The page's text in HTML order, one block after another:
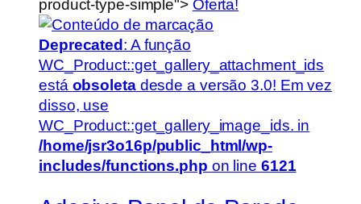
product-type-simple"> Oferta!
Deprecated: A função
WC_Product::get_gallery_attachment_ids
está obsoletadesde a versão 3.0! Em vez
disso, use
WC_Product::get_gallery_image_ids. in
/home/jsr3o16p/public_html/wp-
includes/functions.php on line 6121